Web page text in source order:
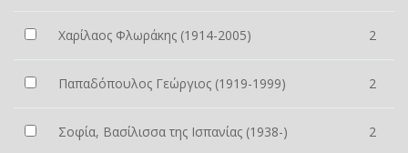
Χαρίλαος Φλωράκης (1914-2005) 2
Παπαδόπουλος Γεώργιος (1919-1999) 2
Σοφία, Βασίλισσα της Ισπανίας (1938-) 2